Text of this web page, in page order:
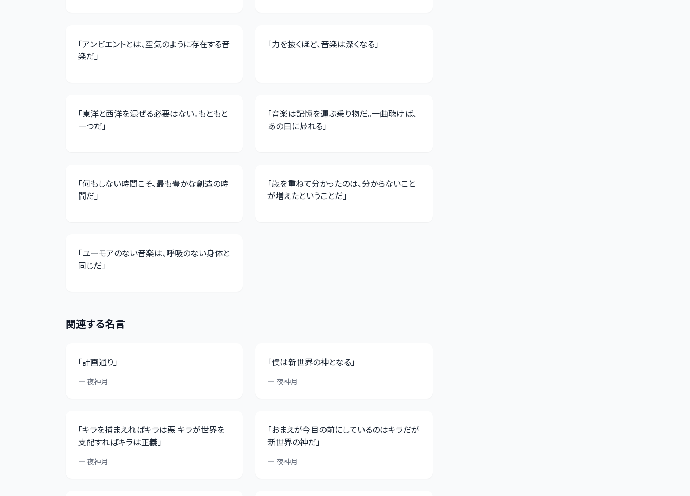
「アンビエントとは、空気のように存在する音
楽だ」
「力を抜くほど、音楽は深くなる」
「東洋と西洋を混ぜる必要はない。もともと
一つだ」
「音楽は記憶を運ぶ乗り物だ。一曲聴けば、
あの日に帰れる」
「何もしない時間こそ、最も豊かな創造の時
間だ」
「歳を重ねて分かったのは、分からないこと
が増えたということだ」
「ユーモアのない音楽は、呼吸のない身体と
同じだ」
関連する名言
「計画通り」
— 夜神月
「僕は新世界の神となる」
— 夜神月
「キラを捕まえればキラは悪 キラが世界を
支配すればキラは正義」
— 夜神月
「おまえが今目の前にしているのはキラだが
新世界の神だ」
— 夜神月